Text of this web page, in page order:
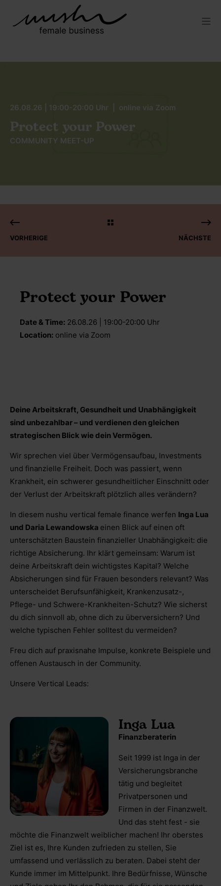
26.08.26 | 19:00-20:00 Uhr | online via Zoom
Protect your Power
COMMUNITY MEET-UP
VORHERIGE NÄCHSTE
Protect your Power
Date & Time: 26.08.26 | 19:00-20:00 Uhr
Location: online via Zoom
Deine Arbeitskraft, Gesundheit und Unabhängigkeit
sind unbezahlbar – und verdienen den gleichen
strategischen Blick wie dein Vermögen.
Wir sprechen viel über Vermögensaufbau, Investments
und finanzielle Freiheit. Doch was passiert, wenn
Krankheit, ein schwerer gesundheitlicher Einschnitt oder
der Verlust der Arbeitskraft plötzlich alles verändern?
In diesem nushu vertical female finance werfen Inga Lua
und Daria Lewandowska einen Blick auf einen oft
unterschätzten Baustein finanzieller Unabhängigkeit: die
richtige Absicherung. Ihr klärt gemeinsam: Warum ist
deine Arbeitskraft dein wichtigstes Kapital? Welche
Absicherungen sind für Frauen besonders relevant? Was
unterscheidet Berufsunfähigkeit, Krankenzusatz-,
Pflege- und Schwere-Krankheiten-Schutz? Wie sicherst
du dich sinnvoll ab, ohne dich zu überversichern? Und
welche typischen Fehler solltest du vermeiden?
Freu dich auf praxisnahe Impulse, konkrete Beispiele und
offenen Austausch in der Community.
Unsere Vertical Leads:
Inga Lua
Finanzberaterin
Seit 1999 ist Inga in der
Versicherungsbranche
tätig und begleitet
Privatpersonen und
Firmen in der Finanzwelt.
Und das steht fest - sie
möchte die Finanzwelt weiblicher machen! Ihr oberstes
Ziel ist es, Ihre Kunden zufrieden zu stellen, Sie
umfassend und verlässlich zu beraten. Dabei steht der
Kunde immer im Mittelpunkt. Ihre Bedürfnisse, Wünsche